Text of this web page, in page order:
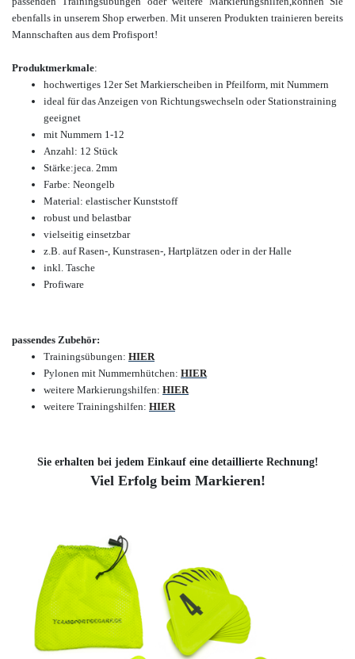
ebenfalls in unserem Shop erwerben. Mit unseren Produkten trainieren bereits
Mannschaften aus dem Profisport!
Produktmerkmale:
hochwertiges 12er Set Markierscheiben in Pfeilform, mit Nummern
ideal für das Anzeigen von Richtungswechseln oder Stationstraining
geeignet
mit Nummern 1-12
Anzahl: 12 Stück
Stärke:jeca. 2mm
Farbe: Neongelb
Material: elastischer Kunststoff
robust und belastbar
vielseitig einsetzbar
z.B. auf Rasen-, Kunstrasen-, Hartplätzen oder in der Halle
inkl. Tasche
Profiware
passendes Zubehör:
Trainingsübungen: HIER
Pylonen mit Nummernhütchen: HIER
weitere Markierungshilfen: HIER
weitere Trainingshilfen: HIER
Sie erhalten bei jedem Einkauf eine detaillierte Rechnung!
Viel Erfolg beim Markieren!